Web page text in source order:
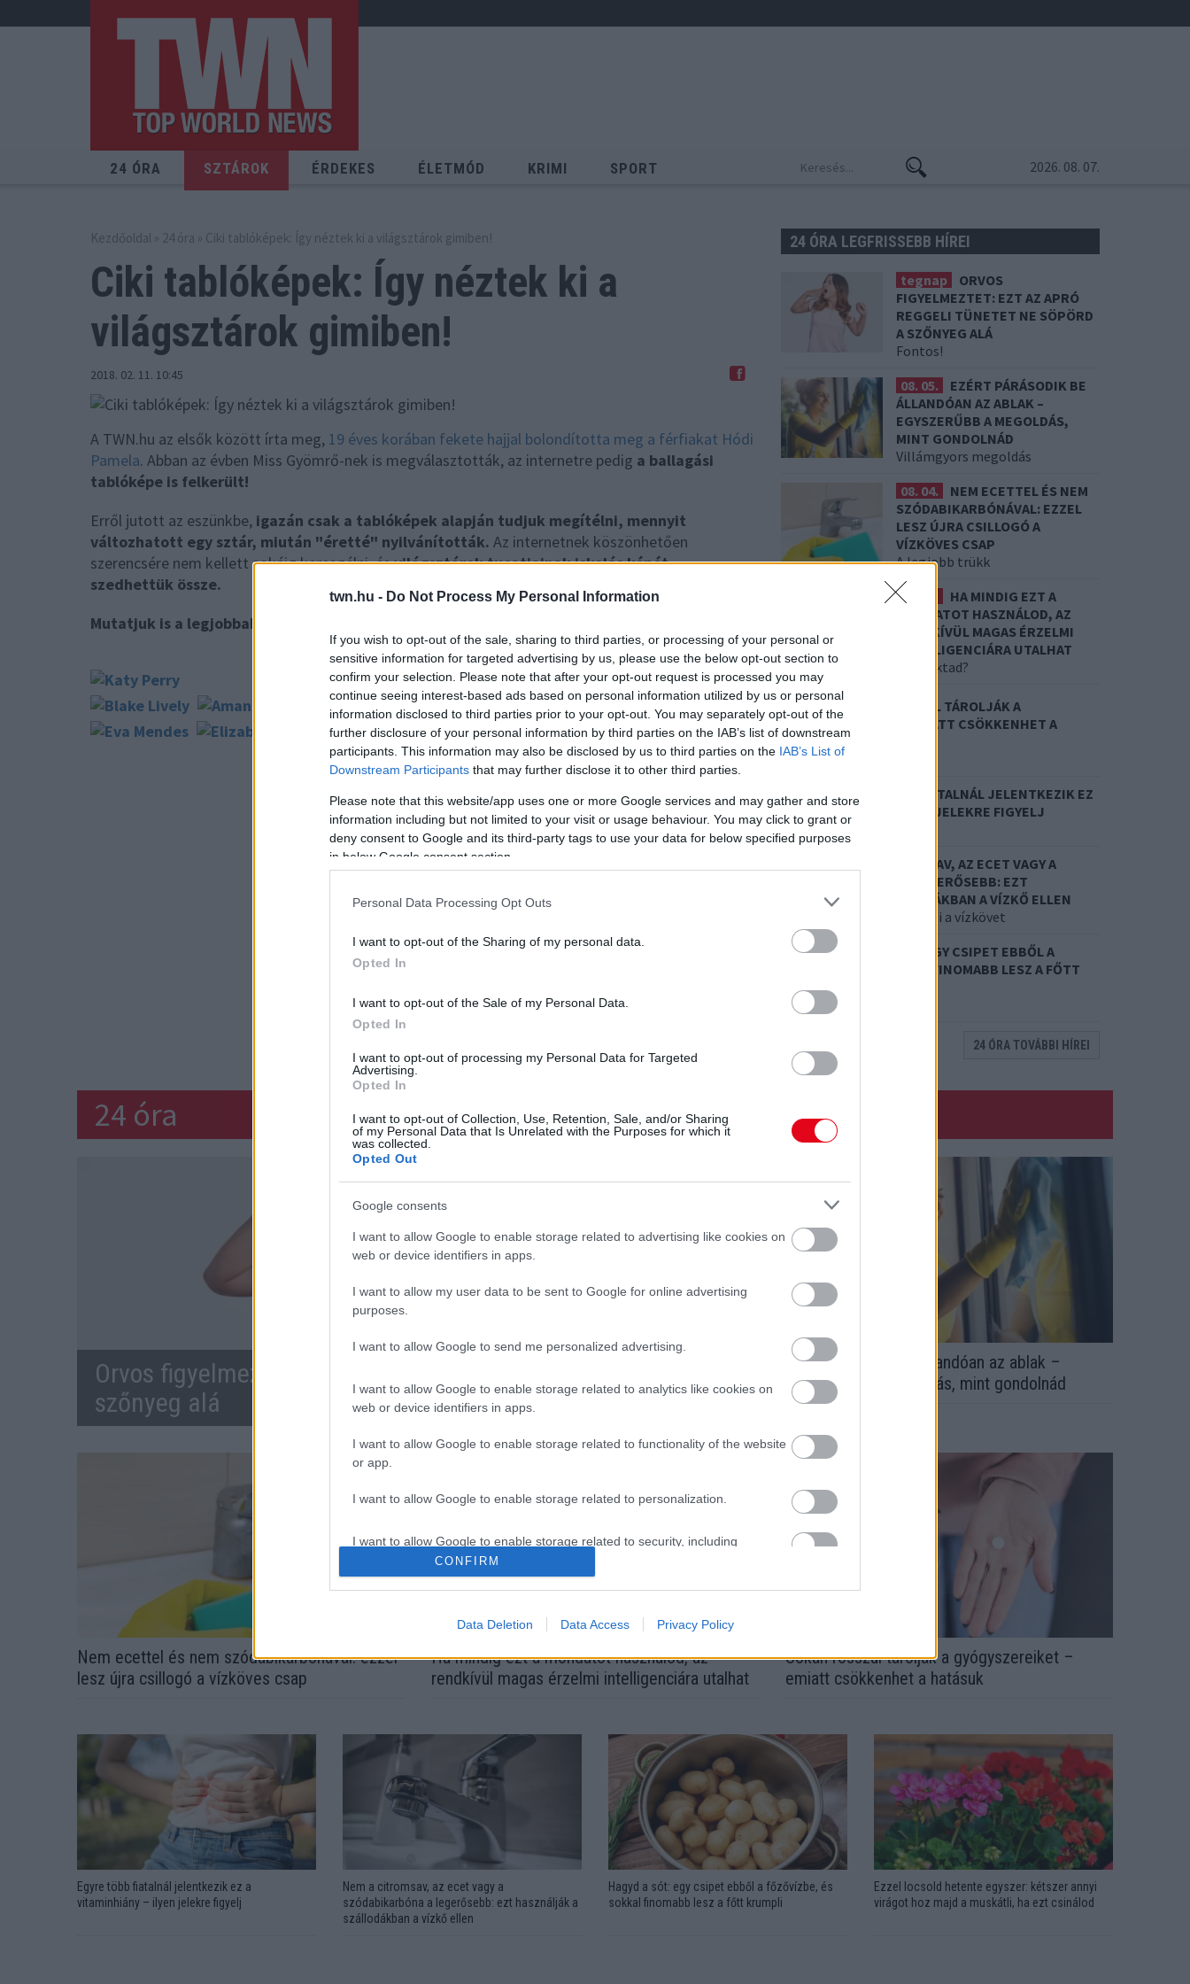
twn.hu - Do Not Process My Personal Information
If you wish to opt-out of the sale, sharing to third parties, or processing of your personal or
sensitive information for targeted advertising by us, please use the below opt-out section to
confirm your selection. Please note that after your opt-out request is processed you may
continue seeing interest-based ads based on personal information utilized by us or personal
information disclosed to third parties prior to your opt-out. You may separately opt-out of the
further disclosure of your personal information by third parties on the IAB’s list of downstream
participants. This information may also be disclosed by us to third parties on the IAB’s List of
Downstream Participants that may further disclose it to other third parties.
Please note that this website/app uses one or more Google services and may gather and store
information including but not limited to your visit or usage behaviour. You may click to grant or
deny consent to Google and its third-party tags to use your data for below specified purposes
in below Google consent section.
Personal Data Processing Opt Outs
I want to opt-out of the Sharing of my personal data.
Opted In
I want to opt-out of the Sale of my Personal Data.
Opted In
I want to opt-out of processing my Personal Data for Targeted
Advertising.
Opted In
I want to opt-out of Collection, Use, Retention, Sale, and/or Sharing
of my Personal Data that Is Unrelated with the Purposes for which it
was collected.
Opted Out
Google consents
I want to allow Google to enable storage related to advertising like cookies on
web or device identifiers in apps.
I want to allow my user data to be sent to Google for online advertising
purposes.
I want to allow Google to send me personalized advertising.
I want to allow Google to enable storage related to analytics like cookies on
web or device identifiers in apps.
I want to allow Google to enable storage related to functionality of the website
or app.
I want to allow Google to enable storage related to personalization.
I want to allow Google to enable storage related to security, including
authentication functionality and fraud prevention, and other user protection.
CONFIRM
Data Deletion Data Access Privacy Policy
24 ÓRA SZTÁROK ÉRDEKES ÉLETMÓD KRIMI SPORT 2026. 08. 07.
Kezdőoldal » 24 óra » Ciki tablóképek: Így néztek ki a világsztárok gimiben!
Ciki tablóképek: Így néztek ki a
világsztárok gimiben!
2018. 02. 11. 10:45
A TWN.hu az elsők között írta meg, 19 éves korában fekete hajjal bolondította meg a férfiakat Hódi
Pamela. Abban az évben Miss Gyömrő-nek is megválasztották, az internetre pedig a ballagási
tablóképe is felkerült!
Erről jutott az eszünkbe, igazán csak a tablóképek alapján tudjuk megítélni, mennyit
változhatott egy sztár, miután "éretté" nyilvánították. Az internetnek köszönhetően
szerencsére nem kellett sokáig keresgélni, ésvilágsztárok tucatjainak iskolás képét
szedhettük össze.
Mutatjuk is a legjobbakat, megmosolyogtatóak és megdöbbentőek egyszerre!
ÉRETTSÉGI TABLÓKÉP
24 ÓRA LEGFRISSEBB HÍREI
tegnap
ORVOS
FIGYELMEZTET: EZT AZ APRÓ
REGGELI TÜNETET NE SÖPÖRD
A SZŐNYEG ALÁ
Fontos!
08. 05.
EZÉRT PÁRÁSODIK BE
ÁLLANDÓAN AZ ABLAK –
EGYSZERŰBB A MEGOLDÁS,
MINT GONDOLNÁD
Villámgyors megoldás
08. 04.
NEM ECETTEL ÉS NEM
SZÓDABIKARBÓNÁVAL: EZZEL
LESZ ÚJRA CSILLOGÓ A
VÍZKÖVES CSAP
A legjobb trükk
08. 03.
HA MINDIG EZT A
MONDATOT HASZNÁLOD, AZ
RENDKÍVÜL MAGAS ÉRZELMI
INTELLIGENCIÁRA UTALHAT
Te szoktad?
08. 02.
SOKAN ROSSZUL TÁROLJÁK A
GYÓGYSZEREIKET – EMIATT CSÖKKENHET A
HATÁSUK
Érdemes odafigyelni rá
08. 01.
EGYRE TÖBB FIATALNÁL JELENTKEZIK EZ
A VITAMINHIÁNY – ILYEN JELEKRE FIGYELJ
Erre figyelj!
NEM A CITROMSAV, AZ ECET VAGY A
SZÓDABIKARBÓNA A LEGERŐSEBB: EZT
HASZNÁLJÁK A SZÁLLODÁKBAN A VÍZKŐ ELLEN
Ez a szer tényleg eltünteti a vízkövet
07. 31.
HAGYD A SÓT: EGY CSIPET EBBŐL A
FŐZŐVÍZBE, ÉS SOKKAL FINOMABB LESZ A FŐTT
KRUMPLI
Titkos hozzávaló
24 ÓRA TOVÁBBI HÍREI
24 óra
Orvos figyelmeztet: ezt az apró reggeli tünetet ne söpörd a
szőnyeg alá
Ezért párásodik be állandóan az ablak –
egyszerűbb a megoldás, mint gondolnád
Nem ecettel és nem szódabikarbónával: ezzel
lesz újra csillogó a vízköves csap
Ha mindig ezt a mondatot használod, az
rendkívül magas érzelmi intelligenciára utalhat
Sokan rosszul tárolják a gyógyszereiket –
emiatt csökkenhet a hatásuk
Egyre több fiatalnál jelentkezik ez a
vitaminhiány – ilyen jelekre figyelj
Nem a citromsav, az ecet vagy a
szódabikarbóna a legerősebb: ezt használják a
szállodákban a vízkő ellen
Hagyd a sót: egy csipet ebből a főzővízbe, és
sokkal finomabb lesz a főtt krumpli
Ezzel locsold hetente egyszer: kétszer annyi
virágot hoz majd a muskátli, ha ezt csinálod